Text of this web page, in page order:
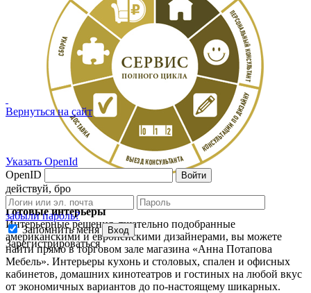
Вернуться на сайт
Указать OpenId
OpenID
Войти
действуй, бро
забыли пароль?
Запомнить меня
Вход
Зарегистрироваться
Готовые интерьеры
Интерьерные решения, тщательно подобранные
американскими и европейскими дизайнерами, вы можете
найти прямо в торговом зале магазина «Анна Потапова
Мебель». Интерьеры кухонь и столовых, спален и офисных
кабинетов, домашних кинотеатров и гостиных на любой вкус
от экономичных вариантов до по-настоящему шикарных.